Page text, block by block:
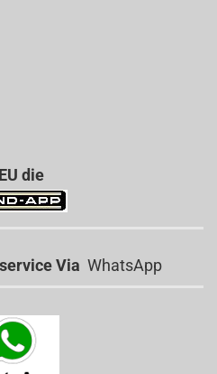
die
Via WhatsApp